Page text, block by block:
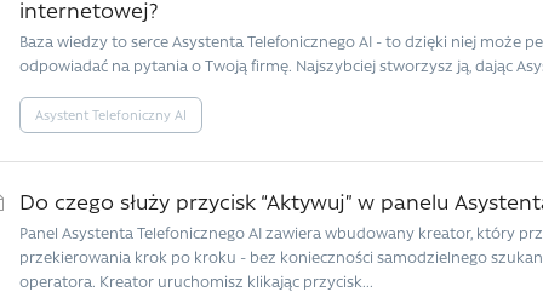
internetowej?
Baza wiedzy to serce Asystenta Telefonicznego AI - to dzięki niej może
odpowiadać na pytania o Twoją firmę. Najszybciej stworzysz ją, dając
Asystent Telefoniczny AI
Do czego służy przycisk “Aktywuj” w panelu
Panel Asystenta Telefonicznego AI zawiera wbudowany kreator, który
przekierowania krok po kroku - bez konieczności samodzielnego
operatora. Kreator uruchomisz klikając przycisk...